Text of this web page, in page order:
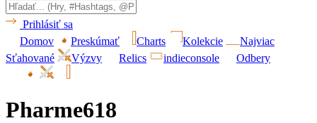
Prihlásiť sa
Domov
Preskúmať Charts Kolekcie
Najviac
Sťahované
Výzvy Relics indieconsole Odbery
Pharme618